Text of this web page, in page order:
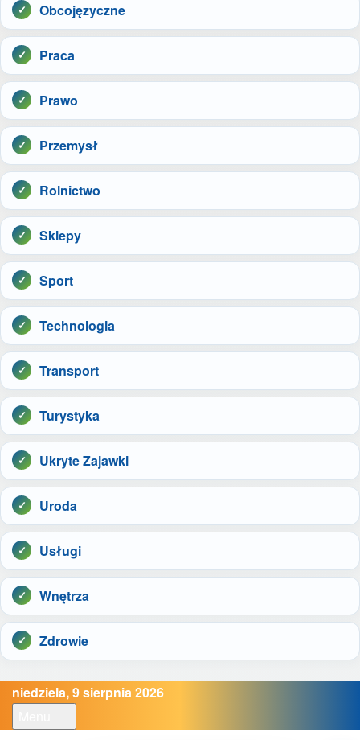
Obcojęzyczne
Praca
Prawo
Przemysł
Rolnictwo
Sklepy
Sport
Technologia
Transport
Turystyka
Ukryte Zajawki
Uroda
Usługi
Wnętrza
Zdrowie
niedziela, 9 sierpnia 2026